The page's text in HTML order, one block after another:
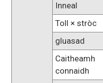
Inneal
Toll × stròc
gluasad
Caitheamh
connaidh